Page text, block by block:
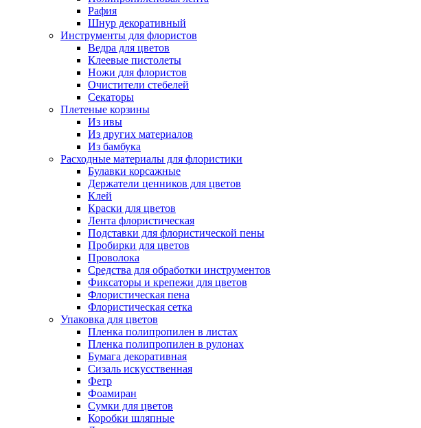
Рафия
Шнур декоративный
Инструменты для флористов
Ведра для цветов
Клеевые пистолеты
Ножи для флористов
Очистители стебелей
Секаторы
Плетеные корзины
Из ивы
Из других материалов
Из бамбука
Расходные материалы для флористики
Булавки корсажные
Держатели ценников для цветов
Клей
Краски для цветов
Лента флористическая
Подставки для флористической пены
Пробирки для цветов
Проволока
Средства для обработки инструментов
Фиксаторы и крепежи для цветов
Флористическая пена
Флористическая сетка
Упаковка для цветов
Пленка полипропилен в листах
Пленка полипропилен в рулонах
Бумага декоративная
Сизаль искусственная
Фетр
Фоамиран
Сумки для цветов
Коробки шляпные